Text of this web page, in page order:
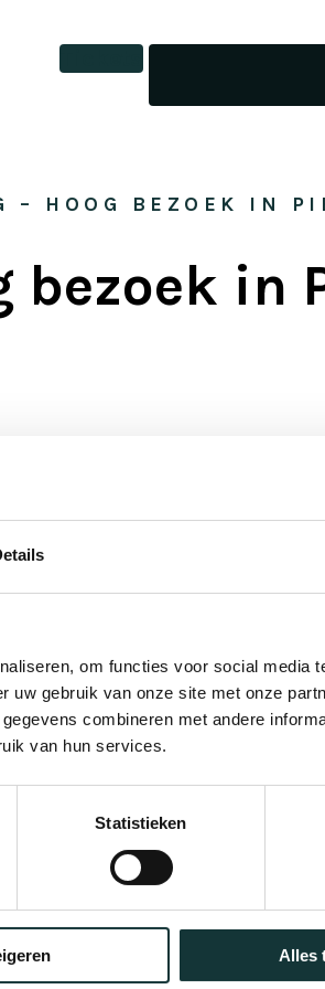
om functies voor social media
uw gebruik van onze site met onze
combineren met andere
van hun services.
Statistieken
Alles
– HOOG BEZOEK IN
bezoek in
Auditie Café